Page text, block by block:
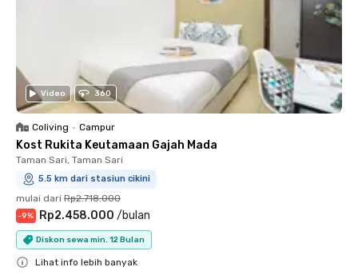
Video 360
Coliving • Campur
Kost Rukita Keutamaan Gajah Mada
Taman Sari, Taman Sari
5.5 km dari stasiun cikini
mulai dari Rp2.718.000
-9% Rp2.458.000 /bulan
Diskon sewa min. 12 Bulan
Lihat info lebih banyak